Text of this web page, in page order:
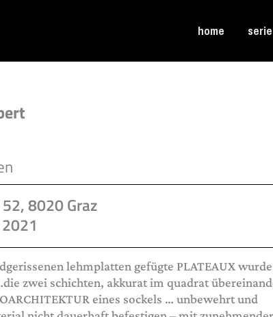
home
8020 Graz
lehmplatten gefügte PLATEAUX wurde
zwei schichten, akkurat im quadrat
eines sockels … unbewehrt und